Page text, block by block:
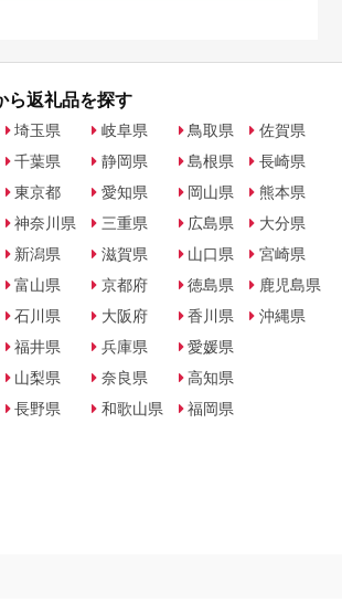
ら返礼品を探す
埼玉県
千葉県
東京都
神奈川県
新潟県
富山県
石川県
福井県
山梨県
長野県
岐阜県
静岡県
愛知県
三重県
滋賀県
京都府
大阪府
兵庫県
奈良県
和歌山県
鳥取県
島根県
岡山県
広島県
山口県
徳島県
香川県
愛媛県
高知県
福岡県
佐賀県
長崎県
熊本県
大分県
宮崎県
鹿児島県
沖縄県